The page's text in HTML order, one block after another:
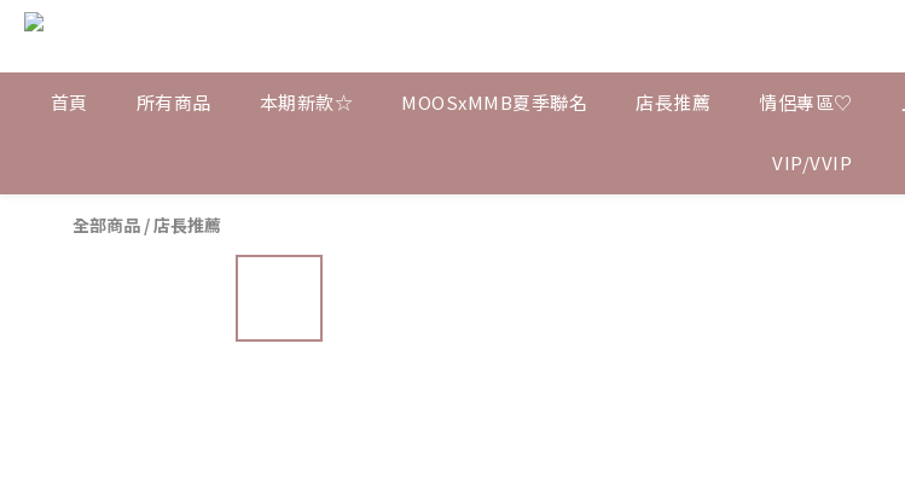
首頁 所有商品 本期新款☆ MOOSxMMB夏季聯名 店長推薦 情侶專區♡
VIP/VVIP
全部商品 /店長推薦